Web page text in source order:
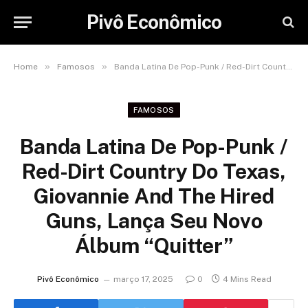
Pivô Econômico
Home » Famosos » Banda Latina De Pop-Punk / Red-Dirt Country Do Texas, Giovannie And The Hired Guns, Lança Seu Novo Álbum “Quitter”
FAMOSOS
Banda Latina De Pop-Punk /
Red-Dirt Country Do Texas,
Giovannie And The Hired
Guns, Lança Seu Novo
Álbum “Quitter”
Pivô Econômico março 17, 2025 0 4 Mins Read